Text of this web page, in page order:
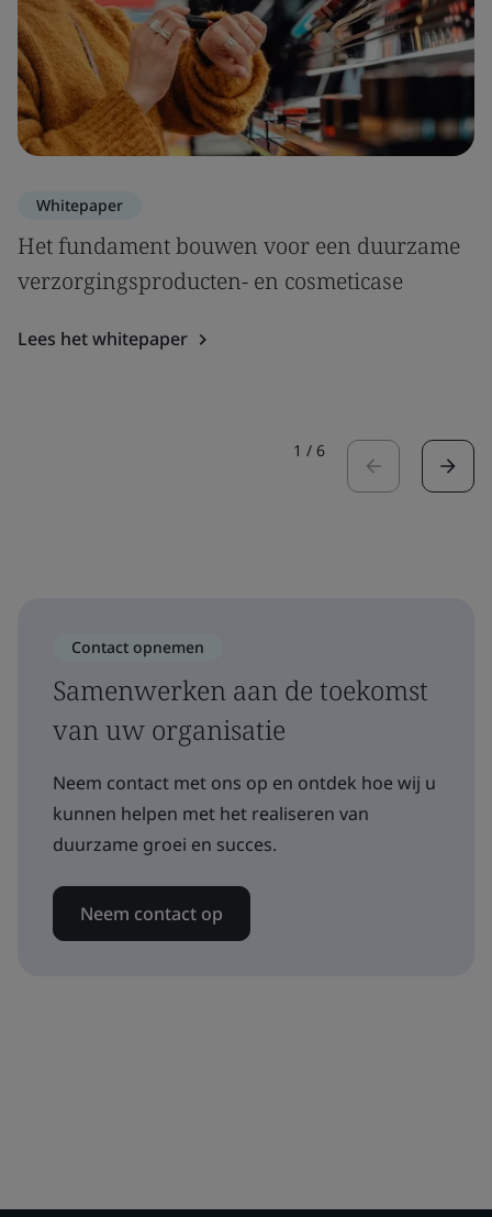
Whitepaper
Het fundament bouwen voor een duurzame
verzorgingsproducten- en cosmeticase
Lees het whitepaper
1 / 6
Contact opnemen
Samenwerken aan de toekomst
van uw organisatie
Neem contact met ons op en ontdek hoe wij u
kunnen helpen met het realiseren van
duurzame groei en succes.
Neem contact op